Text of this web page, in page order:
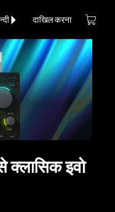
दाखिल करना
इवो